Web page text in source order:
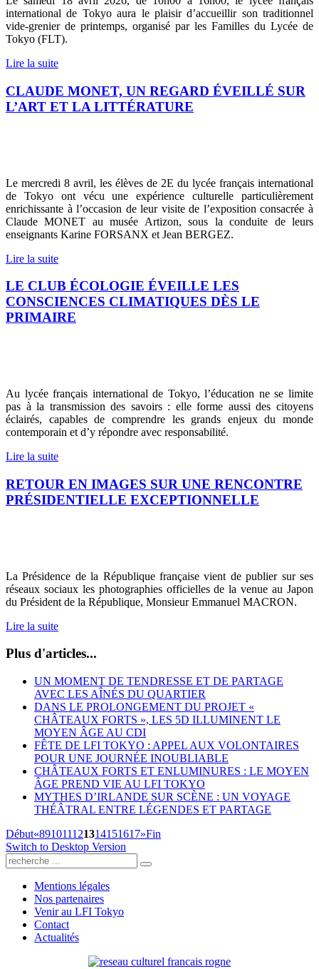
international de Tokyo aura le plaisir d’accueillir son traditionnel
vide-grenier de printemps, organisé par les Familles du Lycée de
Tokyo (FLT).
Lire la suite
CLAUDE MONET, UN REGARD ÉVEILLÉ SUR
L’ART ET LA LITTÉRATURE
Le mercredi 8 avril, les élèves de 2E du lycée français international
de Tokyo ont vécu une expérience culturelle particulièrement
enrichissante à l’occasion de leur visite de l’exposition consacrée à
Claude MONET au musée Artizon, sous la conduite de leurs
enseignants Karine FORSANX et Jean BERGEZ.
Lire la suite
LE CLUB ÉCOLOGIE ÉVEILLE LES
CONSCIENCES CLIMATIQUES DÈS LE
PRIMAIRE
Au lycée français international de Tokyo, l’éducation ne se limite
pas à la transmission des savoirs : elle forme aussi des citoyens
éclairés, capables de comprendre les grands enjeux du monde
contemporain et d’y répondre avec responsabilité.
Lire la suite
RETOUR EN IMAGES SUR UNE RENCONTRE
PRÉSIDENTIELLE EXCEPTIONNELLE
La Présidence de la République française vient de publier sur ses
réseaux sociaux les photographies officielles de la venue au Japon
du Président de la République, Monsieur Emmanuel MACRON.
Lire la suite
Plus d'articles...
UN MOMENT DE TENDRESSE ET DE PARTAGE
AVEC LES AÎNÉS DU QUARTIER
DANS LE PROLONGEMENT DU PROJET «
CHÂTEAUX FORTS », LES 5D ILLUMINENT LE
MOYEN ÂGE AU CDI
FÊTE DE LFI TOKYO : APPEL AUX VOLONTAIRES
POUR UNE JOURNÉE INOUBLIABLE
CHÂTEAUX FORTS ET ENLUMINURES : LE MOYEN
ÂGE PREND VIE AU LFI TOKYO
MYTHES D’IRLANDE SUR SCÈNE : UN VOYAGE
THÉÂTRAL ENTRE LÉGENDES ET PARTAGE
Début«891011121314151617»Fin
Switch to Desktop Version
Mentions légales
Nos partenaires
Venir au LFI Tokyo
Contact
Actualités